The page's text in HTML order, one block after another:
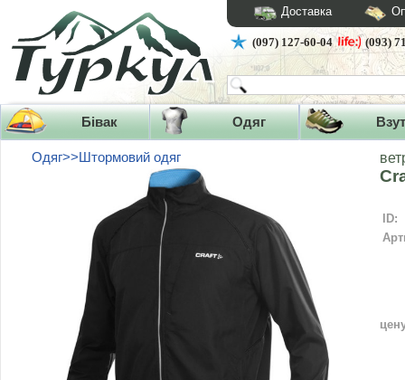
Доставка
(097) 127-60-04 (093)
Бівак Одяг
Одяг>>Штормовий одяг
ID: